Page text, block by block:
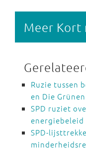
Meer Kort
Ruzie tussen
en Die Grünen
SPD ruziet
energiebeleid
SPD-